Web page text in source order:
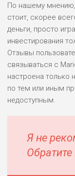
По нашему
стоит, скорее
деньги, просто
инвестирования
Отзывы
связываться с
настроена только
по тем или иным
недоступным.
Я не